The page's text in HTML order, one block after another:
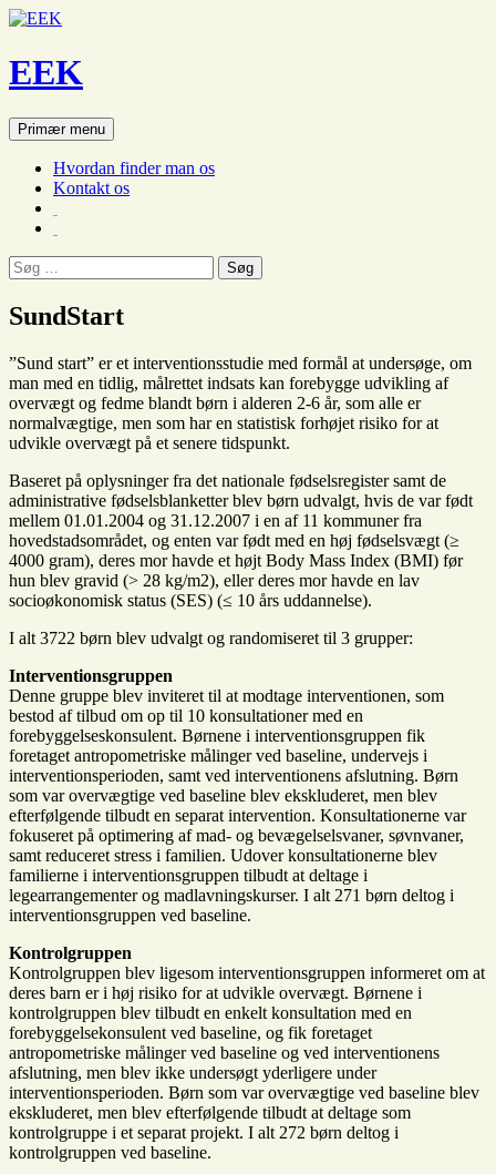
EEK
SøgPrimær menu Hop
til
indhold
Hvordan finder man os
Kontakt os
Søg
efter:
SundStart
”Sund start” er et interventionsstudie med formål at undersøge, om
man med en tidlig, målrettet indsats kan forebygge udvikling af
overvægt og fedme blandt børn i alderen 2-6 år, som alle er
normalvægtige, men som har en statistisk forhøjet risiko for at
udvikle overvægt på et senere tidspunkt.
Baseret på oplysninger fra det nationale fødselsregister samt de
administrative fødselsblanketter blev børn udvalgt, hvis de var født
mellem 01.01.2004 og 31.12.2007 i en af 11 kommuner fra
hovedstadsområdet, og enten var født med en høj fødselsvægt (≥
4000 gram), deres mor havde et højt Body Mass Index (BMI) før
hun blev gravid (> 28 kg/m2), eller deres mor havde en lav
socioøkonomisk status (SES) (≤ 10 års uddannelse).
I alt 3722 børn blev udvalgt og randomiseret til 3 grupper:
Interventionsgruppen
Denne gruppe blev inviteret til at modtage interventionen, som
bestod af tilbud om op til 10 konsultationer med en
forebyggelseskonsulent. Børnene i interventionsgruppen fik
foretaget antropometriske målinger ved baseline, undervejs i
interventionsperioden, samt ved interventionens afslutning. Børn
som var overvægtige ved baseline blev ekskluderet, men blev
efterfølgende tilbudt en separat intervention. Konsultationerne var
fokuseret på optimering af mad- og bevægelselsvaner, søvnvaner,
samt reduceret stress i familien. Udover konsultationerne blev
familierne i interventionsgruppen tilbudt at deltage i
legearrangementer og madlavningskurser. I alt 271 børn deltog i
interventionsgruppen ved baseline.
Kontrolgruppen
Kontrolgruppen blev ligesom interventionsgruppen informeret om at
deres barn er i høj risiko for at udvikle overvægt. Børnene i
kontrolgruppen blev tilbudt en enkelt konsultation med en
forebyggelsekonsulent ved baseline, og fik foretaget
antropometriske målinger ved baseline og ved interventionens
afslutning, men blev ikke undersøgt yderligere under
interventionsperioden. Børn som var overvægtige ved baseline blev
ekskluderet, men blev efterfølgende tilbudt at deltage som
kontrolgruppe i et separat projekt. I alt 272 børn deltog i
kontrolgruppen ved baseline.